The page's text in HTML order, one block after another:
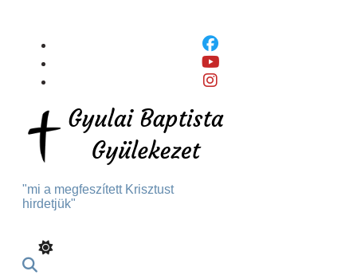
Content
"mi a megfeszített Krisztust
hirdetjük"